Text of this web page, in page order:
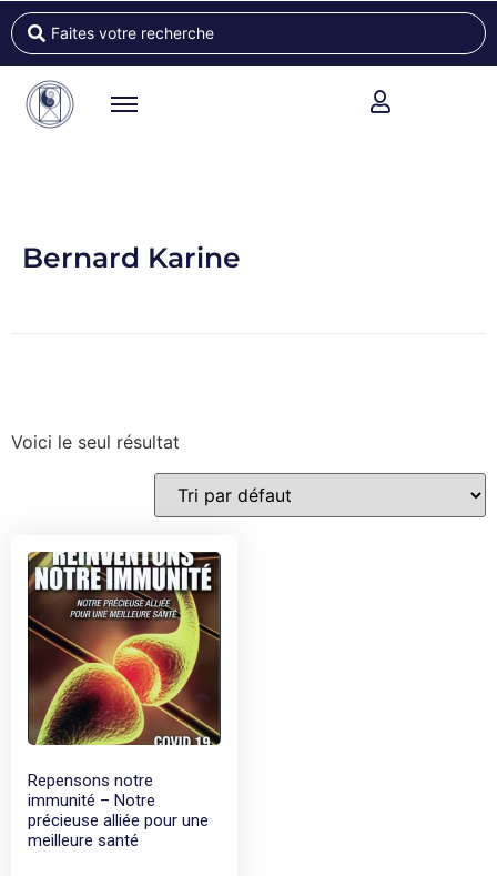
Bernard Karine
Voici le seul résultat
Repensons notre
immunité – Notre
précieuse alliée pour une
meilleure santé